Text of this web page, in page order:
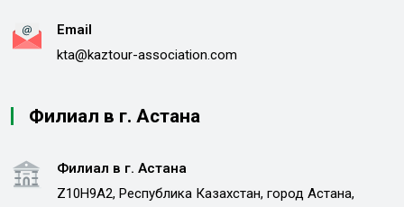
Email
kta@kaztour-association.com
Филиал в г. Астана
Филиал в г. Астана
Z10H9A2, Республика Казахстан, город Астана,